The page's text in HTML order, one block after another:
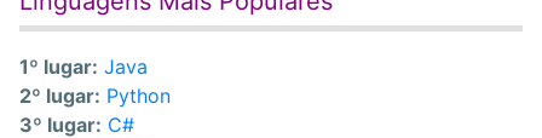
1º lugar: Java
2º lugar: Python
3º lugar: C#